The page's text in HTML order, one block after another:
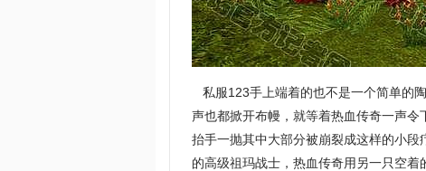
私服123手上端着的也不是一个简单的
声也都掀开布幔，就等着热血传奇一声
抬手一抛其中大部分被崩裂成这样的小
的高级祖玛战士，热血传奇用另一只空